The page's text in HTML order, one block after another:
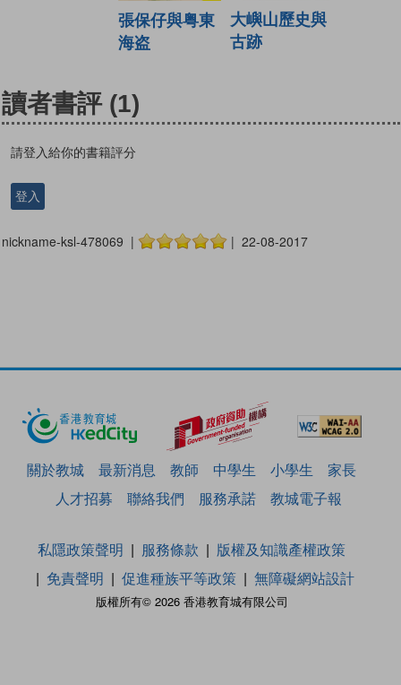
張保仔與粤東
海盗
大嶼山歷史與
古跡
讀者書評 (1)
請登入給你的書籍評分
登入
nickname-ksl-478069 | | 22-08-2017
關於教城 最新消息 教師 中學生 小學生
家長
人才招募
聯絡我們 服務承諾 教城電子報
版權所有© 2026 香港教育城有限公司
私隱政策聲明 服務條款
版權及知識產權政策
免責聲明
促進種族平等政策 無障礙網站設計